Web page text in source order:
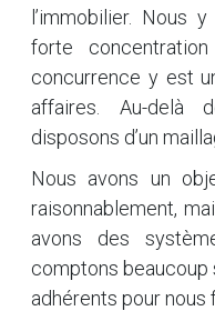
l’immobilier. Nous
forte
concurrence y est
affaires. Au-delà
disposons d’un
Nous avons un
raisonnablement,
avons des
comptons beaucoup
adhérents pour nous